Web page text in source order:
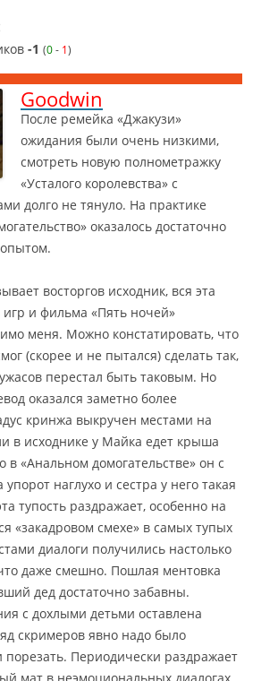
-1 (0- 1)
Goodwin
После ремейка «Джакузи»
ожидания были очень низкими,
смотреть новую полнометражку
«Усталого королевства» с
долго не тянуло. На практике
оказалось достаточно
восторгов исходник, вся эта
игр и фильма «Пять ночей»
меня. Можно констатировать, что
(скорее и не пытался) сделать так,
перестал быть таковым. Но
оказался заметно более
кринжа выкручен местами на
в исходнике у Майка едет крыша
в «Анальном домогательстве» он с
наглухо и сестра у него такая
тупость раздражает, особенно на
«закадровом смехе» в самых тупых
диалоги получились настолько
даже смешно. Пошлая ментовка
дед достаточно забавны.
с дохлыми детьми оставлена
скримеров явно надо было
порезать. Периодически раздражает